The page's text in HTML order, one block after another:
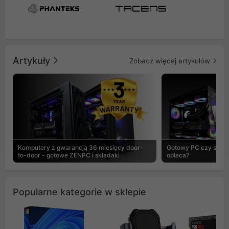
Artykuły Zobacz więcej artykułów
Komputery z gwarancją 36 miesięcy door-
to-door - gotowe ZENPC i składaki
Gotowy PC czy
opłaca?
Popularne kategorie w sklepie